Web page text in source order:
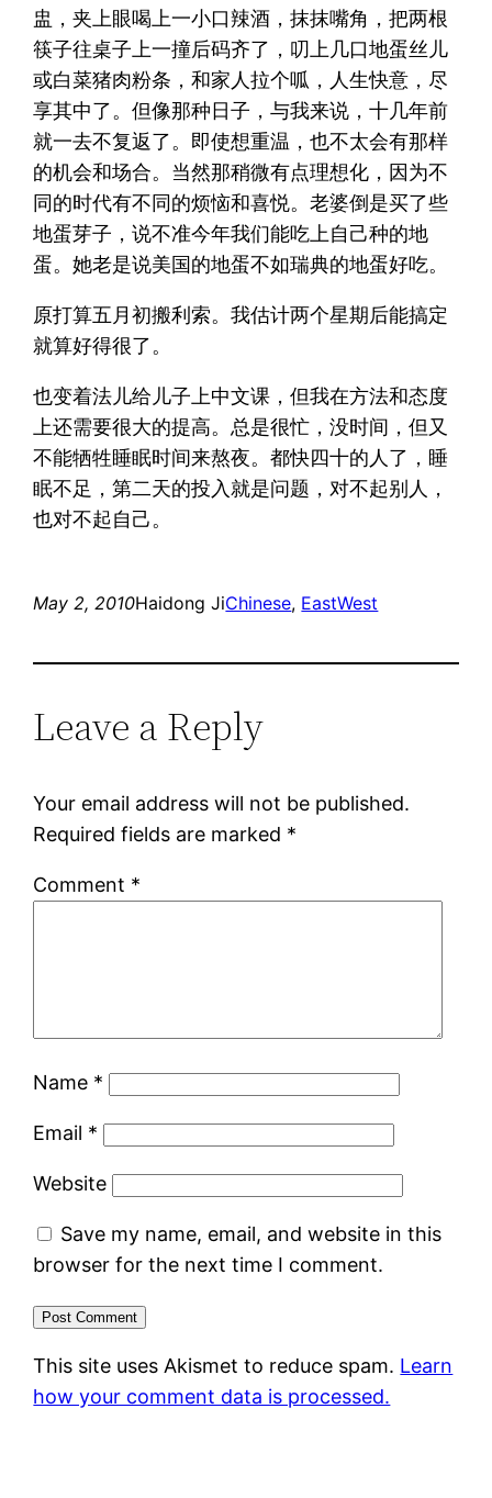
盅，夹上眼喝上一小口辣酒，抹抹嘴角，把两根
筷子往桌子上一撞后码齐了，叨上几口地蛋丝儿
或白菜猪肉粉条，和家人拉个呱，人生快意，尽
享其中了。但像那种日子，与我来说，十几年前
就一去不复返了。即使想重温，也不太会有那样
的机会和场合。当然那稍微有点理想化，因为不
同的时代有不同的烦恼和喜悦。老婆倒是买了些
地蛋芽子，说不准今年我们能吃上自己种的地
蛋。她老是说美国的地蛋不如瑞典的地蛋好吃。
原打算五月初搬利索。我估计两个星期后能搞定
就算好得很了。
也变着法儿给儿子上中文课，但我在方法和态度
上还需要很大的提高。总是很忙，没时间，但又
不能牺牲睡眠时间来熬夜。都快四十的人了，睡
眠不足，第二天的投入就是问题，对不起别人，
也对不起自己。
May 2, 2010Haidong JiChinese, EastWest
Leave a Reply
Your email address will not be published.
Required fields are marked *
Comment *
Name *
Email *
Website
Save my name, email, and website in this
browser for the next time I comment.
This site uses Akismet to reduce spam. Learn
how your comment data is processed.